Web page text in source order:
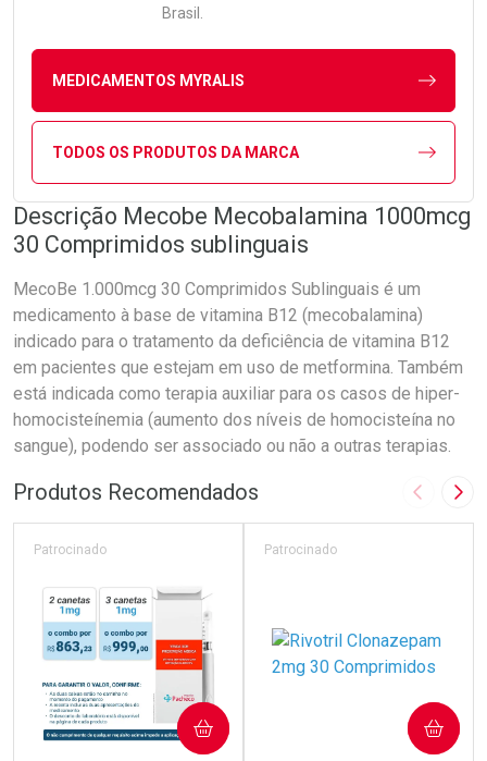
Brasil.
MEDICAMENTOS MYRALIS
TODOS OS PRODUTOS DA MARCA
Descrição Mecobe Mecobalamina 1000mcg
30 Comprimidos sublinguais
MecoBe 1.000mcg 30 Comprimidos Sublinguais é um
medicamento à base de vitamina B12 (mecobalamina)
indicado para o tratamento da deficiência de vitamina B12
em pacientes que estejam em uso de metformina. Também
está indicada como terapia auxiliar para os casos de hiper-
homocisteínemia (aumento dos níveis de homocisteína no
sangue), podendo ser associado ou não a outras terapias.
Produtos Recomendados Imagem
Patrocinado
COMPRAR
Patrocinado
COMPRAR